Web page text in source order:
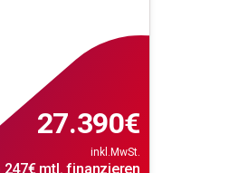
27.390€
inkl.MwSt.
247€mtl. finanzieren